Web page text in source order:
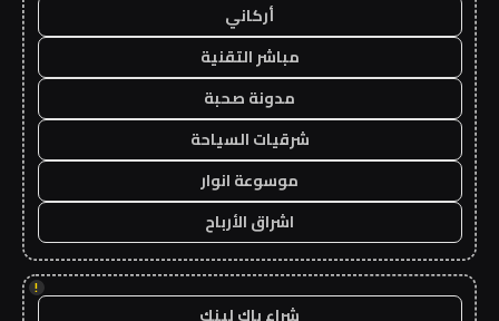
أركاني
مباشر التقنية
مدونة صحبة
شرقيات السياحة
موسوعة انوار
اشراق الأرباح
!